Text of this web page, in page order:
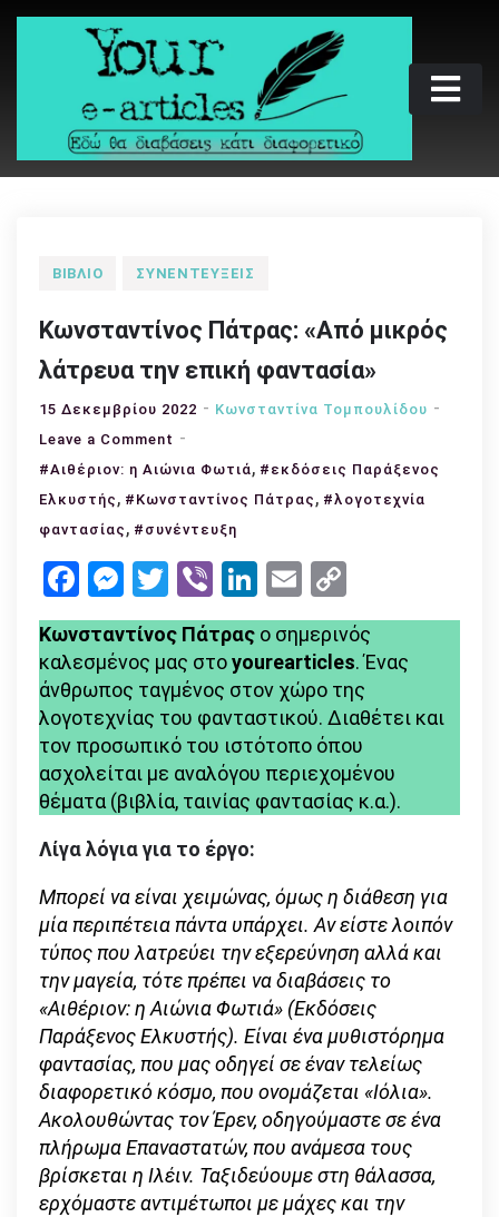
Skip
Your e-articles
Εδώ θα διαβάσεις κάτι διαφορετικό
ΒΙΒΛΊΟ ΣΥΝΕΝΤΕΎΞΕΙΣ
Κωνσταντίνος Πάτρας: «Από μικρός
λάτρευα την επική φαντασία»
15 Δεκεμβρίου 2022
Κωνσταντίνα Τομπουλίδου
Leave a Comment on
Κωνσταντίνος
Πάτρας:
«Από
λάτρευα
επική
φαντασία»
#Αιθέριον: η Αιώνια Φωτιά, #εκδόσεις Παράξενος
Ελκυστής , #Κωνσταντίνος Πάτρας , #λογοτεχνία
φαντασίας , #συνέντευξη
Facebook
Messenger
Twitter
ViberLinkedIn
Email
Link
Κωνσταντίνος Πάτρας ο σημερινός
καλεσμένος μας στοyourearticles. Ένας
άνθρωπος ταγμένος στον χώρο της
λογοτεχνίας του φανταστικού. Διαθέτει και
τον προσωπικό του ιστότοπο όπου
ασχολείται με αναλόγου περιεχομένου
θέματα (βιβλία, ταινίας φαντασίας κ.α.).
Λίγα λόγια για το έργο:
Μπορεί να είναι χειμώνας, όμως η διάθεση για
μία περιπέτεια πάντα υπάρχει. Αν είστε λοιπόν
τύπος που λατρεύει την εξερεύνηση αλλά και
την μαγεία, τότε πρέπει να διαβάσεις το
«Αιθέριον: η Αιώνια Φωτιά» (Εκδόσεις
Παράξενος Ελκυστής). Είναι ένα μυθιστόρημα
φαντασίας, που μας οδηγεί σε έναν τελείως
διαφορετικό κόσμο, που ονομάζεται «Ιόλια».
Ακολουθώντας τον Έρεν, οδηγούμαστε σε ένα
πλήρωμα Επαναστατών, που ανάμεσα τους
βρίσκεται η Ιλέιν. Ταξιδεύουμε στη θάλασσα,
ερχόμαστε αντιμέτωποι με μάχες και την